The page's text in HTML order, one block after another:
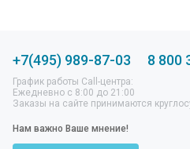
+7(495) 989-87-03 8 800
График работы Call-центра:
Ежедневно с 8:00 до 21:00
Заказы на сайте принимаются
Нам важно Ваше мнение!